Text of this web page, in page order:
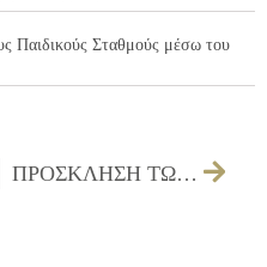
Παιδικούς Σταθμούς μέσω του
ΠΡΟΣΚΛΗΣΗ ΤΩΝ ΜΕΛΩΝ ΤΗΣ ΔΗΜΟΤΙΚΗΣ ΕΠΙΤΡΟΠΗΣ ΓΙΑ ΤΗΝ 18/03/2025